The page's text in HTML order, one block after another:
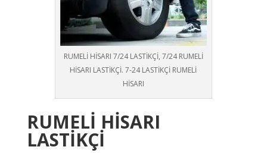
RUMELİ HİSARI 7/24 LASTİKÇİ, 7/24 RUMELİ
HİSARI LASTİKÇİ.7-24 LASTİKÇİ RUMELİ
HİSARI
RUMELİ HİSARI
LASTİKÇİ